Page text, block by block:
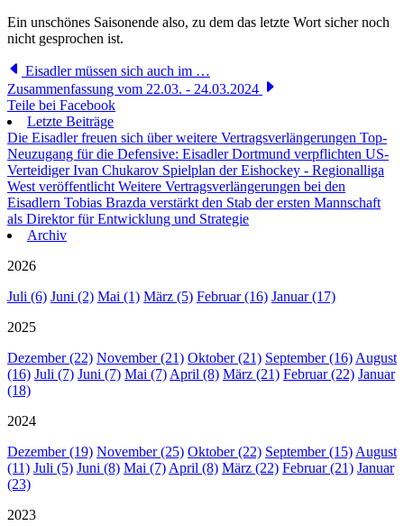
Ein unschönes Saisonende also, zu dem das letzte Wort sicher noch
nicht gesprochen ist.
Eisadler müssen sich auch im …
Zusammenfassung vom 22.03. - 24.03.2024
Teile bei Facebook
Letzte Beiträge
Die Eisadler freuen sich über weitere Vertragsverlängerungen Top-
Neuzugang für die Defensive: Eisadler Dortmund verpflichten US-
Verteidiger Ivan Chukarov Spielplan der Eishockey - Regionalliga
West veröffentlicht Weitere Vertragsverlängerungen bei den
Eisadlern Tobias Brazda verstärkt den Stab der ersten Mannschaft
als Direktor für Entwicklung und Strategie
Archiv
2026
Juli (6) Juni (2) Mai (1) März (5) Februar (16) Januar (17)
2025
Dezember (22) November (21) Oktober (21) September (16) August
(16) Juli (7) Juni (7) Mai (7) April (8) März (21) Februar (22) Januar
(18)
2024
Dezember (19) November (25) Oktober (22) September (15) August
(11) Juli (5) Juni (8) Mai (7) April (8) März (22) Februar (21) Januar
(23)
2023